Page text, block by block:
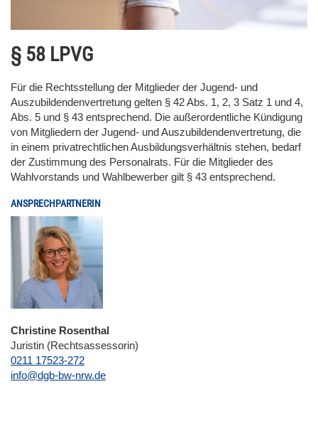
§ 58 LPVG
Für die Rechtsstellung der Mitglieder der Jugend- und
Auszubildendenvertretung gelten § 42 Abs. 1, 2, 3 Satz 1 und 4,
Abs. 5 und § 43 entsprechend. Die außerordentliche Kündigung
von Mitgliedern der Jugend- und Auszubildendenvertretung, die
in einem privatrechtlichen Ausbildungsverhältnis stehen, bedarf
der Zustimmung des Personalrats. Für die Mitglieder des
Wahlvorstands und Wahlbewerber gilt § 43 entsprechend.
ANSPRECHPARTNERIN
Christine Rosenthal
Juristin (Rechtsassessorin)
0211 17523-272
E-Mail
info@dgb-bw-nrw.de